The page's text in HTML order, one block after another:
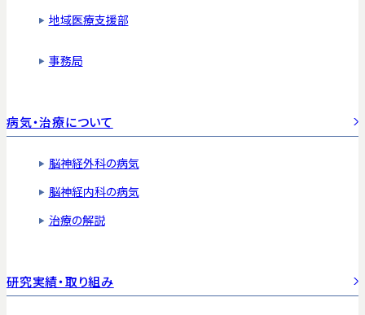
地域医療支援部
事務局
病気・治療について
脳神経外科の病気
脳神経内科の病気
治療の解説
研究実績・取り組み